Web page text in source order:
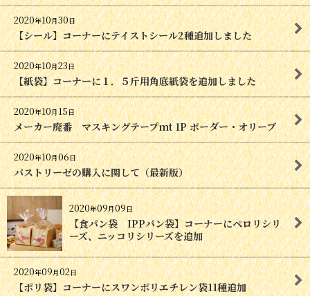
2020年10月30日
【シール】コーナーにテイストシール2種追加しました
2020年10月23日
【紙袋】コーナーに１．５斤用角底紙袋を追加しました
2020年10月15日
メーカー廃番 マスキングテープmt 1P ボーダー・オリーブ
2020年10月06日
パストリーゼの購入に関して（最新版）
2020年09月09日
【食パン袋 IPPパン袋】コーナーにペロリシリ
ーズ、ニッコリシリーズを追加
2020年09月02日
【ポリ袋】コーナーにスワンポリエチレン袋11種追加